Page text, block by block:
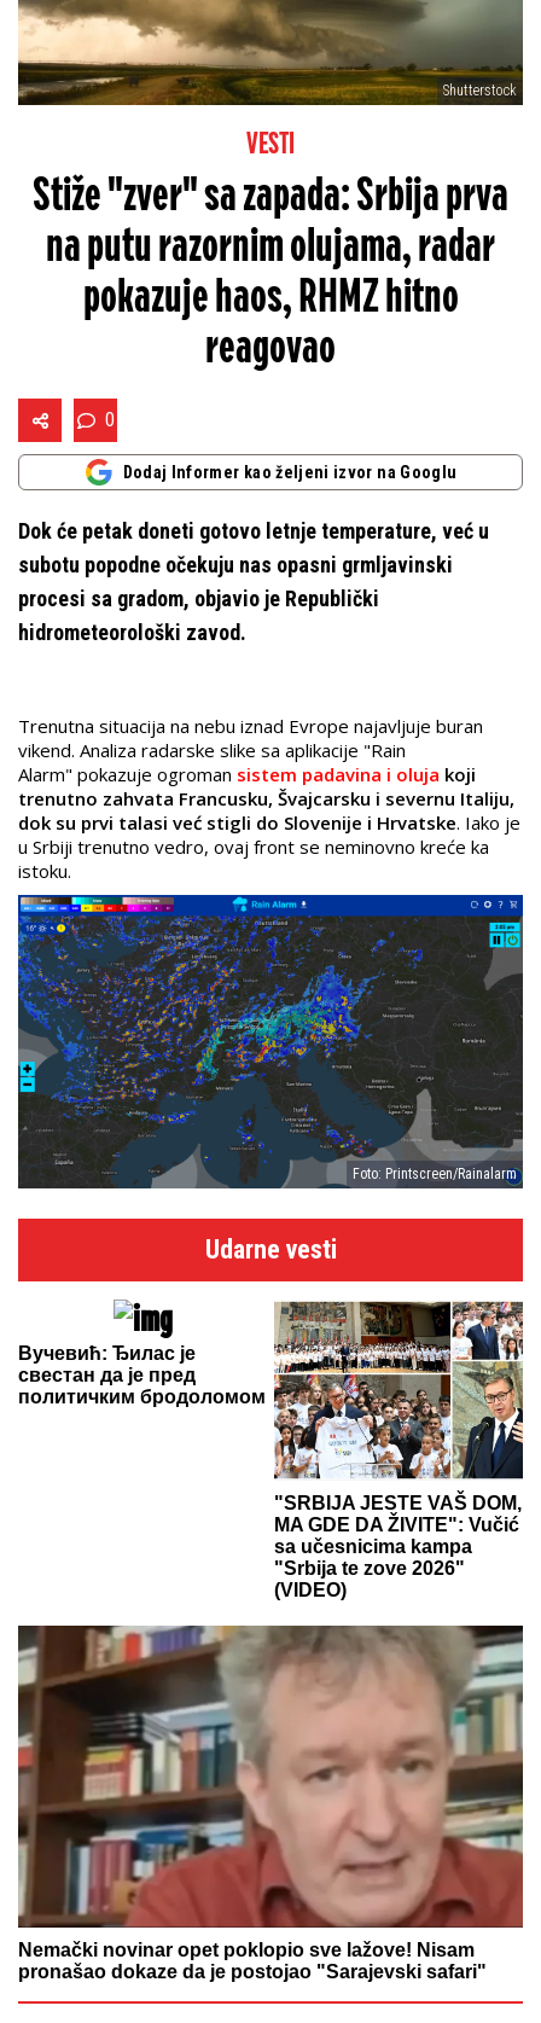
Shutterstock
VESTI
Stiže "zver" sa zapada: Srbija prva
na putu razornim olujama, radar
pokazuje haos, RHMZ hitno
reagovao
0
Dodaj Informer kao željeni izvor na Googlu
Dok će petak doneti gotovo letnje temperature, već u
subotu popodne očekuju nas opasni grmljavinski
procesi sa gradom, objavio je Republički
hidrometeorološki zavod.
Trenutna situacija na nebu iznad Evrope najavljuje buran
vikend. Analiza radarske slike sa aplikacije "Rain
Alarm" pokazuje ogroman sistem padavina i oluja koji
trenutno zahvata Francusku, Švajcarsku i severnu Italiju,
dok su prvi talasi već stigli do Slovenije i Hrvatske. Iako je
u Srbiji trenutno vedro, ovaj front se neminovno kreće ka
istoku.
Foto: Printscreen/Rainalarm
Udarne vesti
Вучевић: Ђилас је
свестан да је пред
политичким бродоломом
"SRBIJA JESTE VAŠ DOM,
MA GDE DA ŽIVITE": Vučić
sa učesnicima kampa
"Srbija te zove 2026"
(VIDEO)
Nemački novinar opet poklopio sve lažove! Nisam
pronašao dokaze da je postojao "Sarajevski safari"